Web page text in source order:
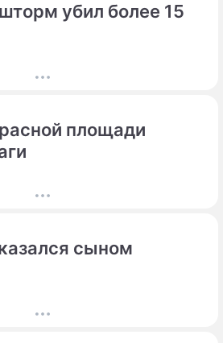
убил более 15
площади
сыном